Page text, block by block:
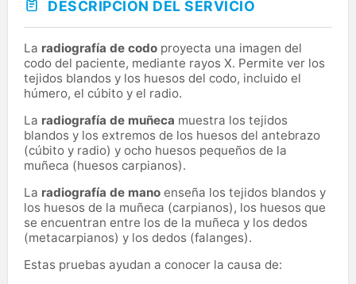
DESCRIPCIÓN DEL SERVICIO
La radiografía de codo proyecta una imagen del
codo del paciente, mediante rayos X. Permite ver los
tejidos blandos y los huesos del codo, incluido el
húmero, el cúbito y el radio.
La radiografía de muñeca muestra los tejidos
blandos y los extremos de los huesos del antebrazo
(cúbito y radio) y ocho huesos pequeños de la
muñeca (huesos carpianos).
La radiografía de mano enseña los tejidos blandos y
los huesos de la muñeca (carpianos), los huesos que
se encuentran entre los de la muñeca y los dedos
(metacarpianos) y los dedos (falanges).
Estas pruebas ayudan a conocer la causa de: